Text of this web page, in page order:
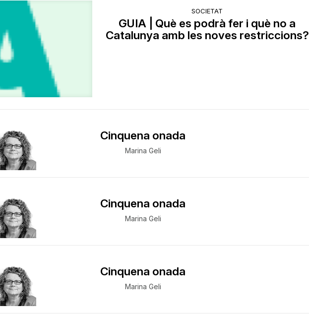
SOCIETAT
GUIA | Què es podrà fer i què no a
Catalunya amb les noves restriccions?
Cinquena onada
Marina Geli
Cinquena onada
Marina Geli
Cinquena onada
Marina Geli